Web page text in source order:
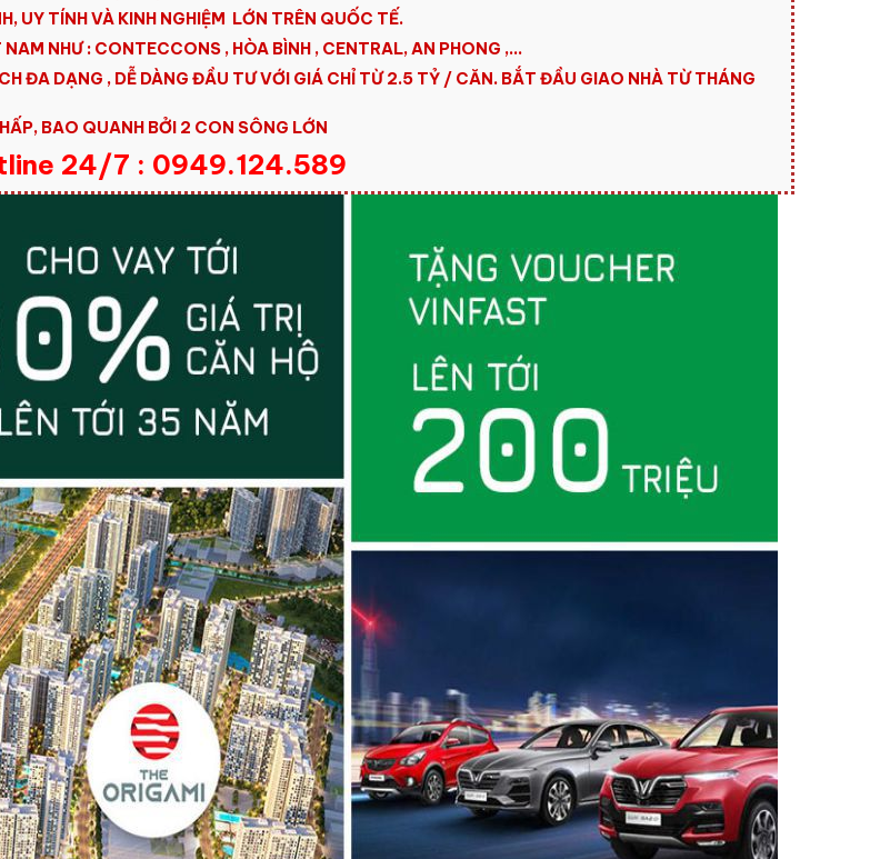
UY TÍNH VÀ KINH NGHIỆM LỚN TRÊN QUỐC TẾ.
NHƯ : CONTECCONS , HÒA BÌNH , CENTRAL, AN PHONG ,…
ĐA DẠNG , DỄ DÀNG ĐẦU TƯ VỚI GIÁ CHỈ TỪ 2.5 TỶ / CĂN. BẮT ĐẦU GIAO NHÀ TỪ THÁNG
BAO QUANH BỞI 2 CON SÔNG LỚN
24/7 : 0949.124.589